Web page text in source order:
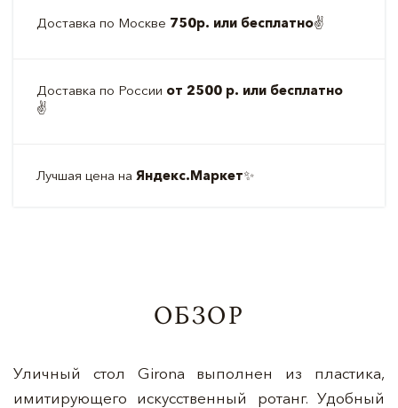
Доставка по Москве 750р. или бесплатно✌️
Доставка по России от 2500 р. или бесплатно
✌️
Лучшая цена на Яндекс.Маркет✨
ОБЗОР
Уличный стол Girona выполнен из пластика,
имитирующего искусственный ротанг. Удобный